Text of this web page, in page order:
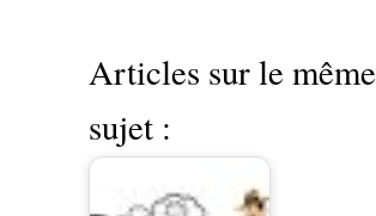
Articles sur le même
sujet :